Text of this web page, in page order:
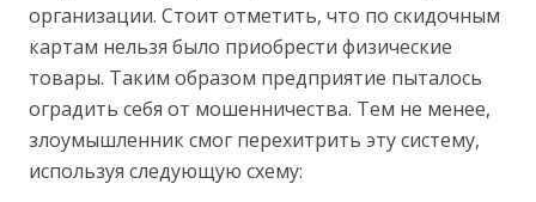
организации. Стоит отметить, что по скидочным
картам нельзя было приобрести физические
товары. Таким образом предприятие пыталось
оградить себя от мошенничества. Тем не менее,
злоумышленник смог перехитрить эту систему,
используя следующую схему: